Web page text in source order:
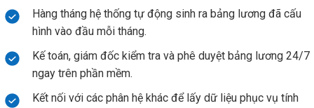
Hàng tháng hệ thống tự động sinh ra bảng lương đã cấu
hình vào đầu mỗi tháng.
Kế toán, giám đốc kiểm tra và phê duyệt bảng lương 24/7
ngay trên phần mềm.
Kết nối với các phân hệ khác để lấy dữ liệu phục vụ tính